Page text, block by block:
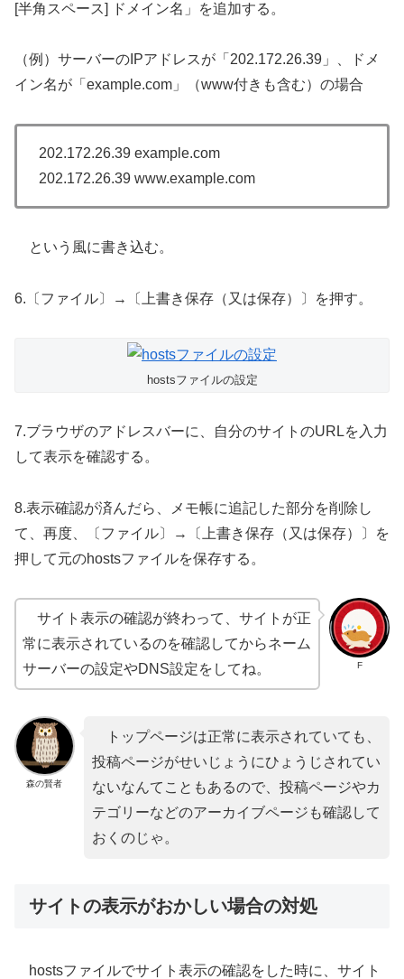
[半角スペース] ドメイン名」を追加する。
（例）サーバーのIPアドレスが「202.172.26.39」、ドメ
イン名が「example.com」（www付きも含む）の場合
202.172.26.39 example.com
202.172.26.39 www.example.com
という風に書き込む。
6.〔ファイル〕→〔上書き保存（又は保存）〕を押す。
hostsファイルの設定
7.ブラウザのアドレスバーに、自分のサイトのURLを入力
して表示を確認する。
8.表示確認が済んだら、メモ帳に追記した部分を削除し
て、再度、〔ファイル〕→〔上書き保存（又は保存）〕を
押して元のhostsファイルを保存する。
F
サイト表示の確認が終わって、サイトが正
常に表示されているのを確認してからネーム
サーバーの設定やDNS設定をしてね。
森の賢者
トップページは正常に表示されていても、
投稿ページがせいじょうにひょうじされてい
ないなんてこともあるので、投稿ページやカ
テゴリーなどのアーカイブページも確認して
おくのじゃ。
サイトの表示がおかしい場合の対処
hostsファイルでサイト表示の確認をした時に、サイト